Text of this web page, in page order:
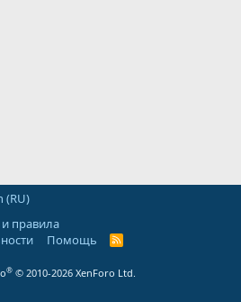
(RU)
правила
Помощь
R
® © 2010-2026 XenForo Ltd.